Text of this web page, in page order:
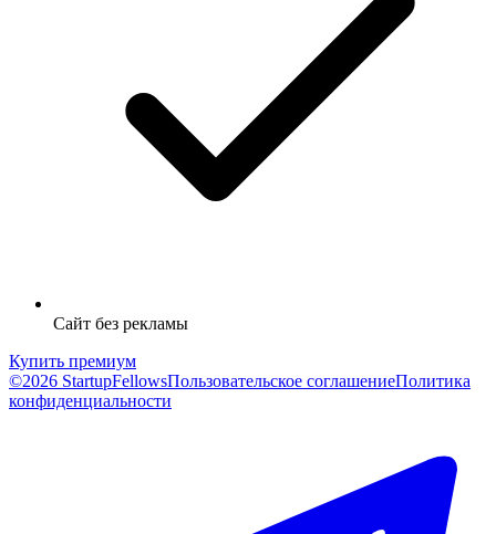
Сайт без рекламы
Купить премиум
©2026 StartupFellowsПользовательское соглашениеПолитика
конфиденциальности